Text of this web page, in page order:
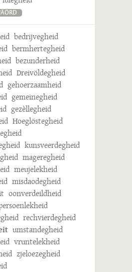
bedrijvegheid
bermhertegheid
bezunderheid
Dreivöldegheid
gehoerzaamheid
gemeinegheid
gezèllegheid
Hoeglöstegheid
kunsveerdegheid
mageregheid
meujelekheid
misdaodegheid
oonverdeildheid
rechvierdegheid
umstandegheid
vruntelekheid
zjeloezegheid